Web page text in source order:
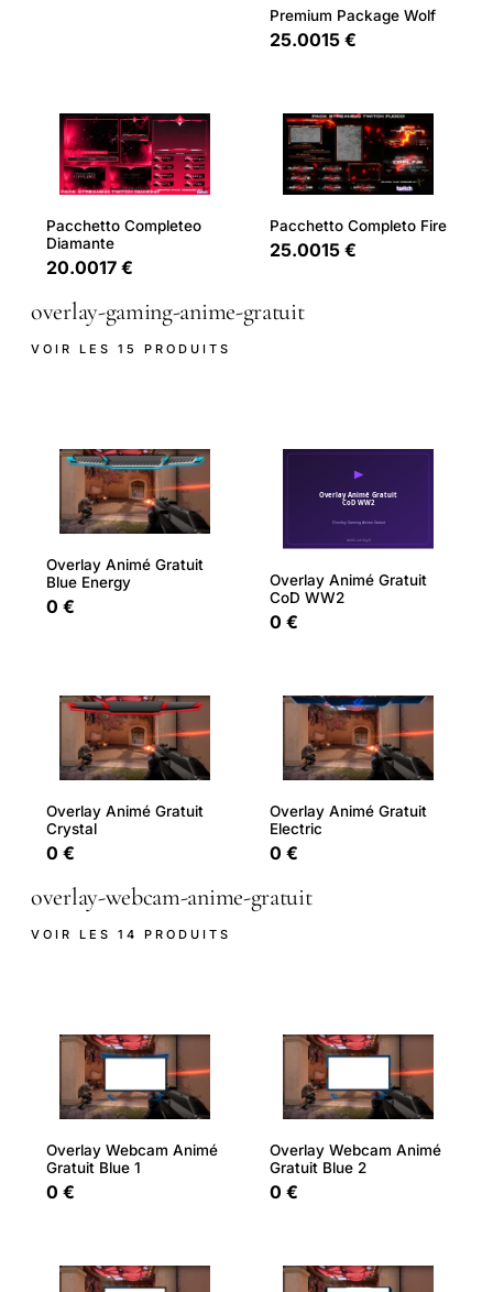
Premium Package Wolf
25.0015 €
Pacchetto Completeo
Diamante
20.0017 €
Pacchetto Completo Fire
25.0015 €
overlay-gaming-anime-gratuit
VOIR LES 15 PRODUITS
Overlay Animé Gratuit
Blue Energy
0 €
Overlay Animé Gratuit
CoD WW2
0 €
Overlay Animé Gratuit
Crystal
0 €
Overlay Animé Gratuit
Electric
0 €
overlay-webcam-anime-gratuit
VOIR LES 14 PRODUITS
Overlay Webcam Animé
Gratuit Blue 1
0 €
Overlay Webcam Animé
Gratuit Blue 2
0 €